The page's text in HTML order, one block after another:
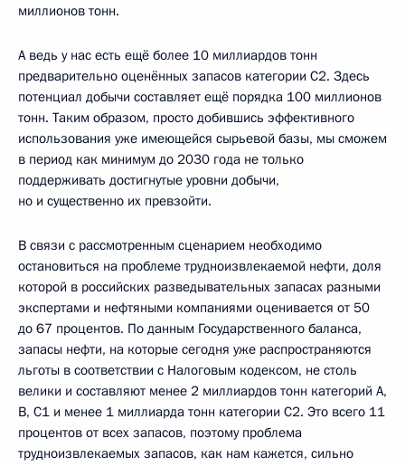
миллионов тонн.
А ведь у нас есть ещё более 10 миллиардов тонн
предварительно оценённых запасов категории С2. Здесь
потенциал добычи составляет ещё порядка 100 миллионов
тонн. Таким образом, просто добившись эффективного
использования уже имеющейся сырьевой базы, мы сможем
в период как минимум до 2030 года не только
поддерживать достигнутые уровни добычи,
но и существенно их превзойти.
В связи с рассмотренным сценарием необходимо
остановиться на проблеме трудноизвлекаемой нефти, доля
которой в российских разведывательных запасах разными
экспертами и нефтяными компаниями оценивается от 50
до 67 процентов. По данным Государственного баланса,
запасы нефти, на которые сегодня уже распространяются
льготы в соответствии с Налоговым кодексом, не столь
велики и составляют менее 2 миллиардов тонн категорий А,
В, С1 и менее 1 миллиарда тонн категории С2. Это всего 11
процентов от всех запасов, поэтому проблема
трудноизвлекаемых запасов, как нам кажется, сильно